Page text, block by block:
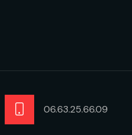
06.63.25.66.09